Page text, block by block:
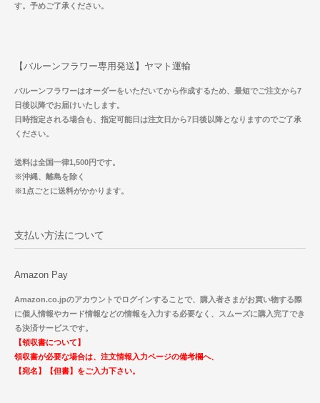
す。予めご了承ください。
【バルーンフラワー専用発送】ヤマト運輸
バルーンフラワーはオーダーをいただいてから作成するため、最短でご注文から7
日後以降でお届けいたします。
日時指定される場合も、指定可能日は注文日から7日後以降となりますのでご了承
ください。
送料は全国一律1,500円です。
※沖縄、離島を除く
※1点ごとに送料がかかります。
支払い方法について
Amazon Pay
Amazon.co.jpのアカウントでログインすることで、購入者さまがお買い物する際
に個人情報やカード情報などの情報を入力する必要なく、スムーズに購入完了でき
る決済サービスです。
【領収書について】
領収書が必要な場合は、注文情報入力ページの備考欄へ、
【宛名】【但書】をご入力下さい。